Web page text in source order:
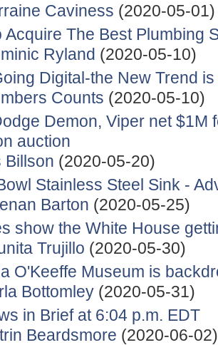
Caviness (2020-05-01)
Acquire The Best Plumbing
Ryland (2020-05-10)
Digital-the New Trend
Counts (2020-05-10)
Demon, Viper net $1M
auction
Billson (2020-05-20)
Stainless Steel Sink -
Barton (2020-05-25)
show the White House
Trujillo (2020-05-30)
O'Keeffe Museum is
Bottomley(2020-05-31)
in Brief at 6:04 p.m. EDT
Beardsmore (2020-06-02)